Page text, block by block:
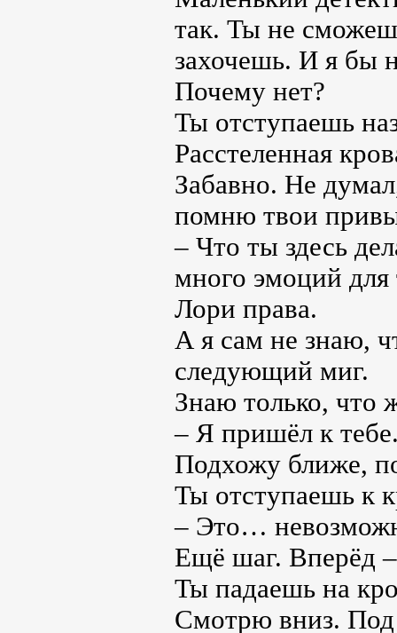
так. Ты не
захочешь. И я бы
Почему нет?
Ты отступаешь
Расстеленная
Забавно. Не
помню твои
– Что ты здесь
много эмоций для
Лори права.
А я сам не знаю,
следующий миг.
Знаю только, что
– Я пришёл к
Подхожу ближе,
Ты отступаешь к
– Это…
Ещё шаг. Вперёд
Ты падаешь на
Смотрю вниз. Под